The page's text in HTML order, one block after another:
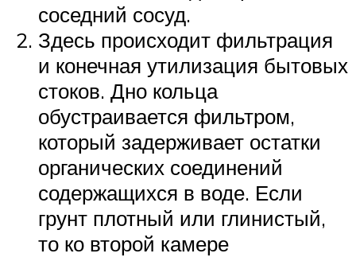
соседний сосуд.
Здесь происходит фильтрация
и конечная утилизация бытовых
стоков. Дно кольца
обустраивается фильтром,
который задерживает остатки
органических соединений
содержащихся в воде. Если
грунт плотный или глинистый,
то ко второй камере